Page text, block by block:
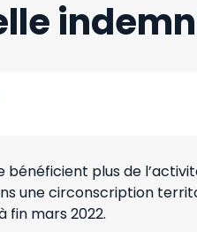
bénéficient plus de
une circonscription
fin mars 2022.